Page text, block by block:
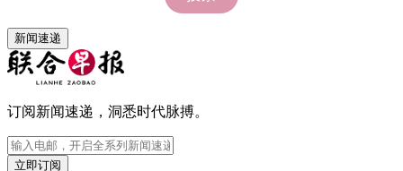
新闻速递
订阅新闻速递，洞悉时代脉搏。
立即订阅